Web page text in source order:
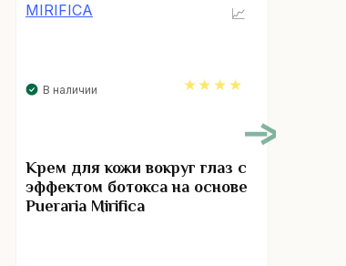
В наличии
Крем для кожи вокруг глаз с
эффектом ботокса на основе
Pueraria Mirifica